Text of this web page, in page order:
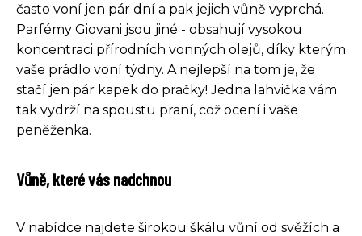
často voní jen pár dní a pak jejich vůně vyprchá.
Parfémy Giovani jsou jiné - obsahují vysokou
koncentraci přírodních vonných olejů, díky kterým
vaše prádlo voní týdny. A nejlepší na tom je, že
stačí jen pár kapek do pračky! Jedna lahvička vám
tak vydrží na spoustu praní, což ocení i vaše
peněženka.
Vůně, které vás nadchnou
V nabídce najdete širokou škálu vůní od svěžích a